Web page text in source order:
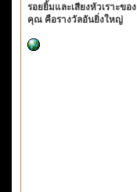
รอยยิ้มและเสียงหัวเราะของ
คุณ คือรางวัลอันยิ่งใหญ่